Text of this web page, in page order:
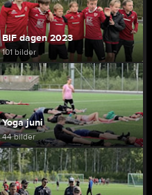
BIF dagen 2023
101 bilder
Yoga juni
44 bilder